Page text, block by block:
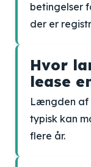
betingelser
der er
Hvor
lease
Længden af
typisk kan
flere år.